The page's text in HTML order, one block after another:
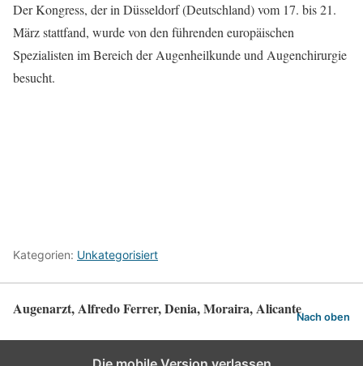
Der Kongress, der in Düsseldorf (Deutschland) vom 17. bis 21.
März stattfand, wurde von den führenden europäischen
Spezialisten im Bereich der Augenheilkunde und Augenchirurgie
besucht.
Kategorien: Unkategorisiert
Augenarzt, Alfredo Ferrer, Denia, Moraira, AlicanteNach oben